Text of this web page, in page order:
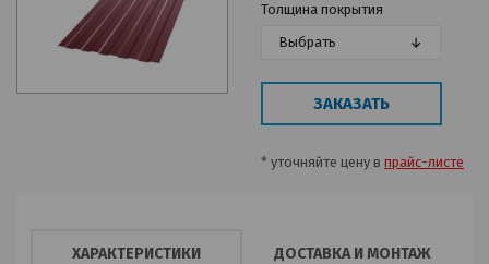
Толщина покрытия
Выбрать
ЗАКАЗАТЬ
* уточняйте цену в прайс-листе
ХАРАКТЕРИСТИКИ ДОСТАВКА И МОНТАЖ